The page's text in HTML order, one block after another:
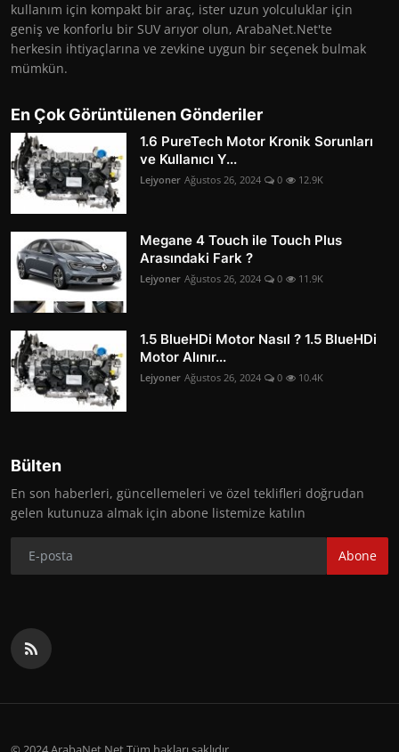
kullanım için kompakt bir araç, ister uzun yolculuklar için
geniş ve konforlu bir SUV arıyor olun, ArabaNet.Net'te
herkesin ihtiyaçlarına ve zevkine uygun bir seçenek bulmak
mümkün.
En Çok Görüntülenen Gönderiler
1.6 PureTech Motor Kronik Sorunları
ve Kullanıcı Y...
Lejyoner Ağustos 26, 2024 0 12.9K
Megane 4 Touch ile Touch Plus
Arasındaki Fark ?
Lejyoner Ağustos 26, 2024 0 11.9K
1.5 BlueHDi Motor Nasıl ? 1.5 BlueHDi
Motor Alınır...
Lejyoner Ağustos 26, 2024 0 10.4K
Bülten
En son haberleri, güncellemeleri ve özel teklifleri doğrudan
gelen kutunuza almak için abone listemize katılın
Abone